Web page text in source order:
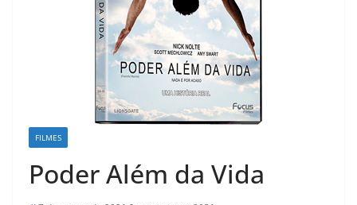
FILMES
Poder Além da Vida